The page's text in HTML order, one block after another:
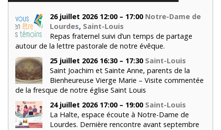
26 juillet 2026 12:00 – 17:00 Notre-Dame de
Lourdes, Saint-Louis
Repas fraternel suivi d’un temps de partage
autour de la lettre pastorale de notre évêque.
25 juillet 2026 16:30 – 17:30 Saint-Louis
Saint Joachim et Sainte Anne, parents de la
Bienheureuse Vierge Marie – Visite commentée
de la fresque de notre église Saint Louis
24 juillet 2026 17:00 – 19:00 Saint-Louis
La Halte, espace écoute à Notre-Dame de
Lourdes. Dernière rencontre avant septembre